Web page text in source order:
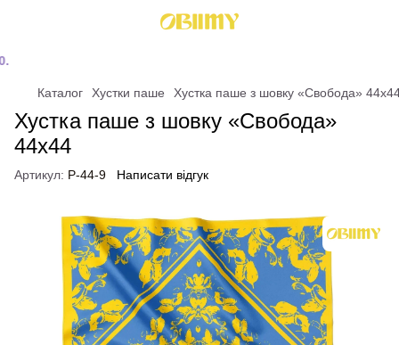
Каталог Хустки паше Хустка паше з шовку «Свобода»
Хустка паше з шовку «Свобода»
44x44
Артикул: P-44-9 Написати відгук